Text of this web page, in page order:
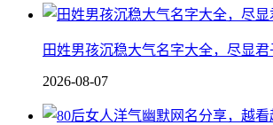
田姓男孩沉稳大气名字大全，尽显君
2026-08-07